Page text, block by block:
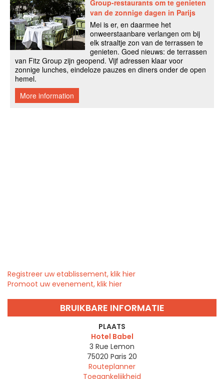
Registreer uw etablissement, klik hier
Promoot uw evenement, klik hier
BRUIKBARE INFORMATIE
PLAATS
Hotel Babel
3 Rue Lemon
75020 Paris 20
Routeplanner
Toegankelijkheid